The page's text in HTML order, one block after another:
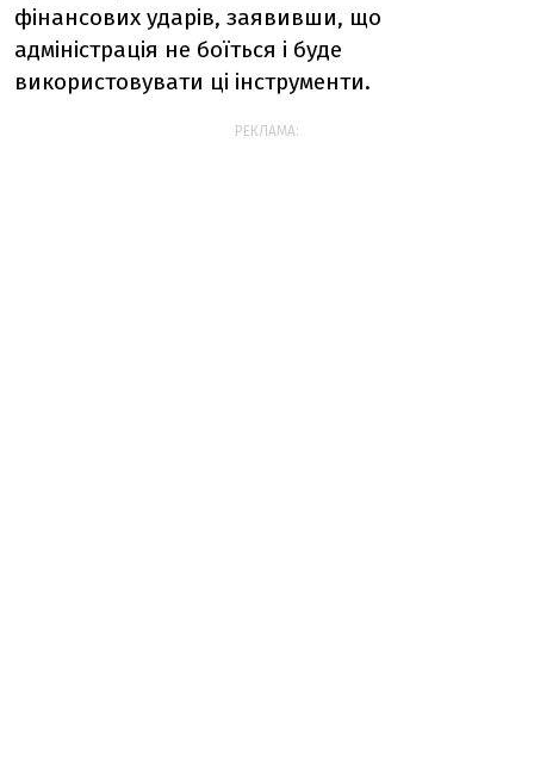
фінансових ударів, заявивши, що
адміністрація не боїться і буде
використовувати ці інструменти.
РЕКЛАМА: